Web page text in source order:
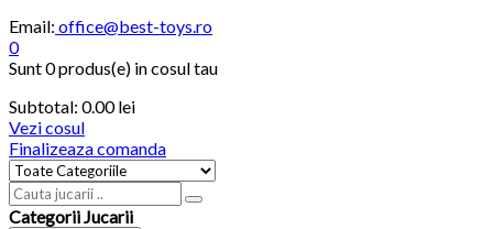
Email: office@best-toys.ro
0
Sunt0 produs(e) in cosul tau
Subtotal: 0.00lei
Vezi cosul
Finalizeaza comanda
Categorii Jucarii